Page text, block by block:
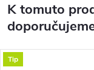
K tomuto
Tip